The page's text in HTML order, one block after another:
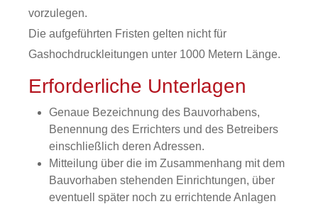
vorzulegen.
Die aufgeführten Fristen gelten nicht für
Gashochdruckleitungen unter 1000 Metern Länge.
Erforderliche Unterlagen
Genaue Bezeichnung des Bauvorhabens,
Benennung des Errichters und des Betreibers
einschließlich deren Adressen.
Mitteilung über die im Zusammenhang mit dem
Bauvorhaben stehenden Einrichtungen, über
eventuell später noch zu errichtende Anlagen